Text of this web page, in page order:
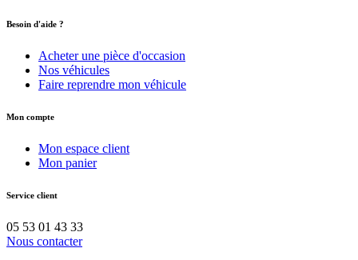
Besoin d'aide ?
Acheter une pièce d'occasion
Nos véhicules
Faire reprendre mon véhicule
Mon compte
Mon espace client
Mon panier
Service client
05 53 01 43 33
Nous contacter